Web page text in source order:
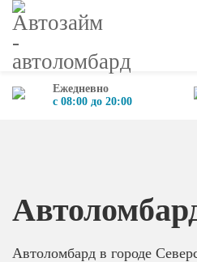
Ежедневно
с 08:00 до 20:00
Автоломбард в городе